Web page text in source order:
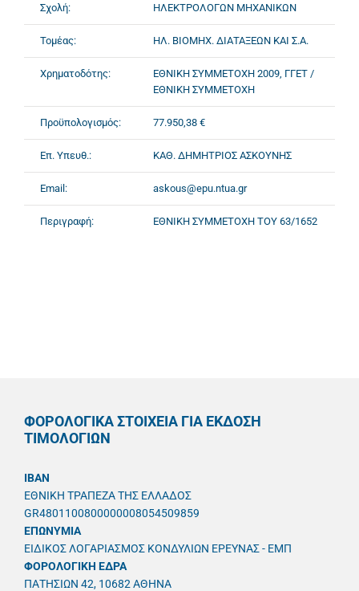
Σχολή: ΗΛΕΚΤΡΟΛΟΓΩΝ ΜΗΧΑΝΙΚΩΝ
Τομέας: ΗΛ. ΒΙΟΜΗΧ. ΔΙΑΤΑΞΕΩΝ ΚΑΙ Σ.Α.
Χρηματοδότης:
ΕΘΝΙΚΗ ΣΥΜΜΕΤΟΧΗ 2009, ΓΓΕΤ /
ΕΘΝΙΚΗ ΣΥΜΜΕΤΟΧΗ
Προϋπολογισμός: 77.950,38 €
Επ. Υπευθ.: ΚΑΘ. ΔΗΜΗΤΡΙΟΣ ΑΣΚΟΥΝΗΣ
Email: askous@epu.ntua.gr
Περιγραφή: ΕΘΝΙΚΗ ΣΥΜΜΕΤΟΧΗ ΤΟΥ 63/1652
ΦΟΡΟΛΟΓΙΚΑ ΣΤΟΙΧΕΙΑ ΓΙΑ ΕΚΔΟΣΗ
ΤΙΜΟΛΟΓΙΩΝ
IBAN
ΕΘΝΙΚΗ ΤΡΑΠΕΖΑ ΤΗΣ ΕΛΛΑΔΟΣ
GR4801100800000008054509859
ΕΠΩΝΥΜΙΑ
ΕΙΔΙΚΟΣ ΛΟΓΑΡΙΑΣΜΟΣ ΚΟΝΔΥΛΙΩΝ ΕΡΕΥΝΑΣ - ΕΜΠ
ΦΟΡΟΛΟΓΙΚΗ ΕΔΡΑ
ΠΑΤΗΣΙΩΝ 42, 10682 ΑΘΗΝΑ